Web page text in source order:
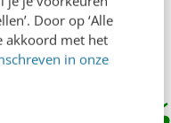
Door op ‘Alle
akkoord met het
in onze
in het